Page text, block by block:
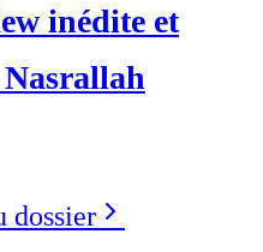
inédite et
dossier